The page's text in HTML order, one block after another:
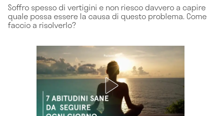
Soffro spesso di vertigini e non riesco davvero a capire
quale possa essere la causa di questo problema. Come
faccio a risolverlo?